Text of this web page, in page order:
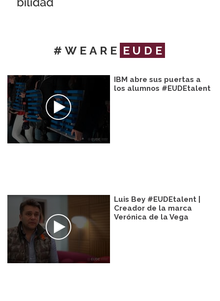
#WEARE EUDE
IBM abre sus puertas a
los alumnos #EUDEtalent
Luis Bey #EUDEtalent |
Creador de la marca
Verónica de la Vega